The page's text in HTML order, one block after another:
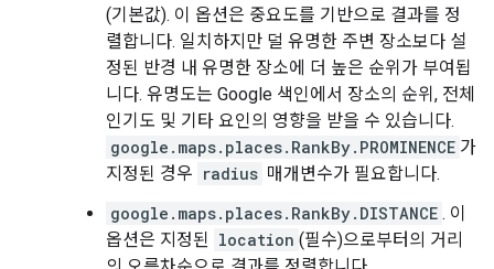
(기본값). 이 옵션은 중요도를 기반으로 결과를 정
렬합니다. 일치하지만 덜 유명한 주변 장소보다 설
정된 반경 내 유명한 장소에 더 높은 순위가 부여됩
니다. 유명도는 Google 색인에서 장소의 순위, 전체
인기도 및 기타 요인의 영향을 받을 수 있습니다.
google.maps.places.RankBy.PROMINENCE 가
지정된 경우 radius 매개변수가 필요합니다.
google.maps.places.RankBy.DISTANCE . 이
옵션은 지정된 location (필수)으로부터의 거리